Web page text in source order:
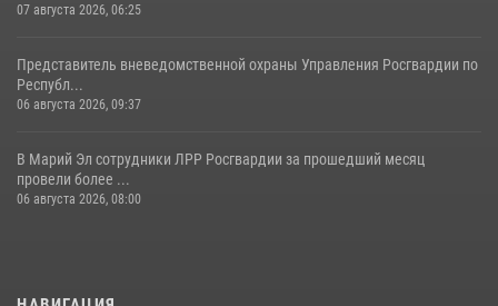
07 августа 2026, 06:25
Представитель вневедомственной охраны Управления Росгвардии по
Республ...
06 августа 2026, 09:37
В Марий Эл сотрудники ЛРР Росгвардии за прошедший месяц
провели более ...
06 августа 2026, 08:00